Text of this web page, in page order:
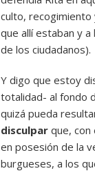
culto, recogimiento
que allí estaban y
de los ciudadanos).
Y digo que estoy
totalidad- al fondo
quizá pueda
disculpar que, con
en posesión de la
burgueses, a los